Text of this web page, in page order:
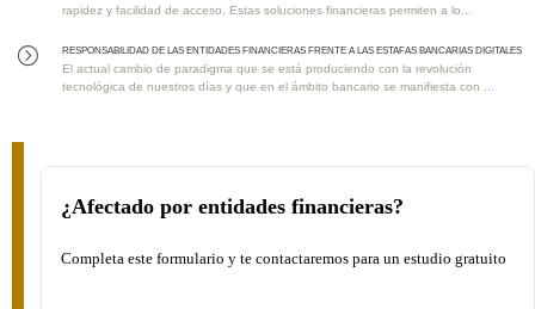
rapidez y facilidad de acceso. Estas soluciones financieras permiten a lo...
= RESPONSABILIDAD DE LAS ENTIDADES FINANCIERAS FRENTE A LAS ESTAFAS BANCARIAS DIGITALES
El actual cambio de paradigma que se está produciendo con la revolución
tecnológica de nuestros días y que en el ámbito bancario se manifiesta con ...
¿Afectado por entidades financieras?
Completa este formulario y te contactaremos para un estudio gratuito